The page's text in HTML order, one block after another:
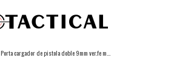
Porta cargador de pistola doble 9mm ver.fe multicam protactical